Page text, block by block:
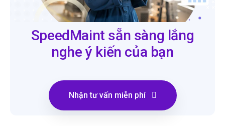
SpeedMaint sẵn sàng lắng
nghe ý kiến của bạn
Nhận tư vấn miễn phí